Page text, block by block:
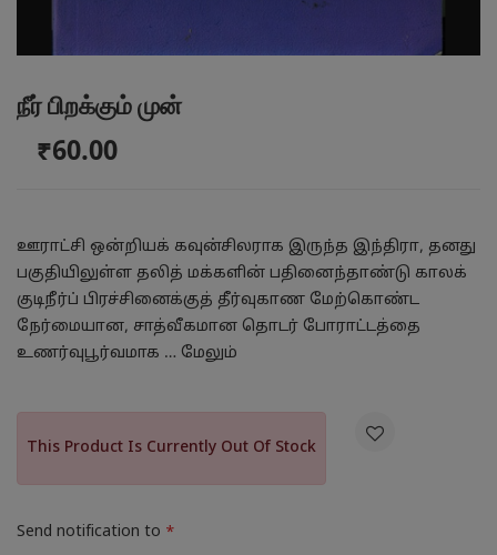
நீர் பிறக்கும் முன்
₹60.00
ஊராட்சி ஒன்றியக் கவுன்சிலராக இருந்த இந்திரா, தனது
பகுதியிலுள்ள தலித் மக்களின் பதினைந்தாண்டு காலக்
குடிநீர்ப் பிரச்சினைக்குத் தீர்வுகாண மேற்கொண்ட
நேர்மையான, சாத்வீகமான தொடர் போராட்டத்தை
உணர்வுபூர்வமாக … மேலும்
This Product Is Currently Out Of Stock
Send notification to *
